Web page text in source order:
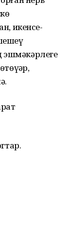
икенсе-
эшмәкәрлеге